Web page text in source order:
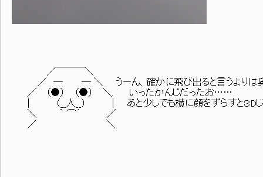
／￣￣￣＼
／ ─ ─ ＼ うーん、確かに飛び出ると言うよりは奥
／ （●） （●） ＼. いったかんじだったお……
| （__人__） | あと少しでも横に顔をずらすと３Dじ
＼ ｀ ⌒´ ／
／ ＼